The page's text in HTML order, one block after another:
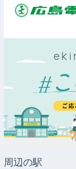
周辺の駅